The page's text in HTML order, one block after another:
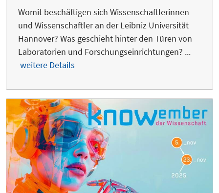
Womit beschäftigen sich Wissenschaftlerinnen
und Wissenschaftler an der Leibniz Universität
Hannover? Was geschieht hinter den Türen von
Laboratorien und Forschungseinrichtungen? ...
weitere Details